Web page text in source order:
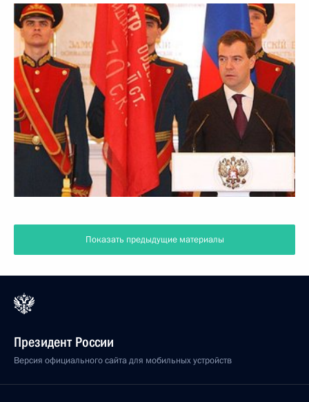
Показать предыдущие материалы
Президент России
Версия официального сайта для мобильных устройств